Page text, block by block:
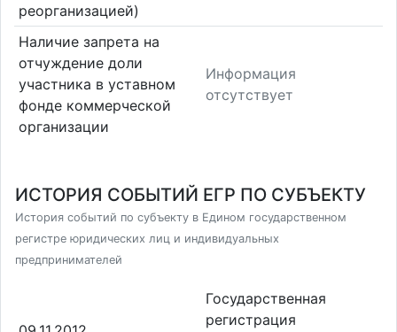
реорганизацией)
Наличие запрета на
отчуждение доли
участника в уставном
фонде коммерческой
организации
Информация
отсутствует
ИСТОРИЯ СОБЫТИЙ ЕГР ПО СУБЪЕКТУ
История событий по субъекту в Едином государственном
регистре юридических лиц и индивидуальных
предпринимателей
Государственная
регистрация